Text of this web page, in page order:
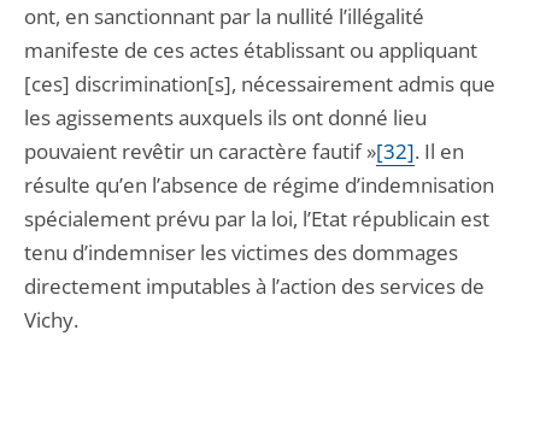
ont, en sanctionnant par la nullité l’illégalité
manifeste de ces actes établissant ou appliquant
[ces] discrimination[s], nécessairement admis que
les agissements auxquels ils ont donné lieu
pouvaient revêtir un caractère fautif »[32]. Il en
résulte qu’en l’absence de régime d’indemnisation
spécialement prévu par la loi, l’Etat républicain est
tenu d’indemniser les victimes des dommages
directement imputables à l’action des services de
Vichy.